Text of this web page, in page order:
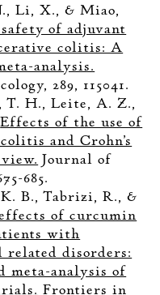
Li, X., & Miao,
of adjuvant
colitis: A
analysis.
289, 115041.
H., Leite, A. Z.,
Effects of the use of
and Crohn's
Journal of
685.
B., Tabrizi, R., &
of curcumin
with
related disorders:
meta-analysis of
Frontiers in